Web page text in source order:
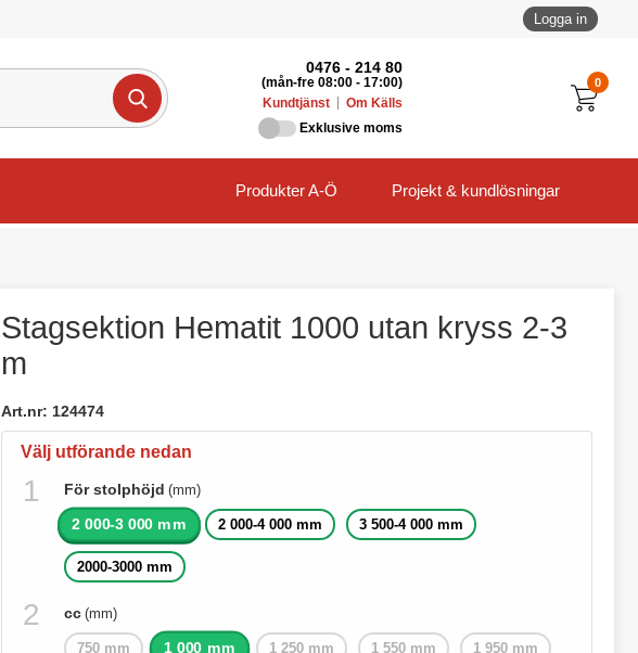
Logga in
0
0476 - 214 80
(mån-fre 08:00 - 17:00)
Kundtjänst
Om Källs
Exklusive moms
Produkter A-Ö Projekt & kundlösningar
Stagsektion Hematit 1000 utan kryss 2-3
m
Art.nr: 124474
Välj utförande nedan
För stolphöjd (mm)
2 000-3 000 mm 2 000-4 000 mm 3 500-4 000 mm
2000-3000 mm
cc (mm)
750 mm 1 000 mm 1 250 mm 1 550 mm 1 950 mm